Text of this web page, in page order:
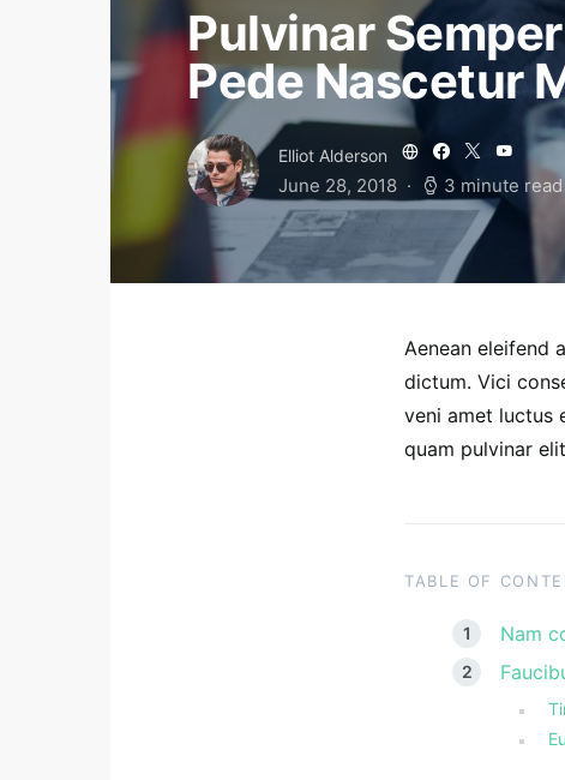
Pulvinar
Pede Nascetur
Elliot Alderson
June 28, 2018 3 minute read
Aenean eleifend
dictum. Vici
veni amet luctus
quam pulvinar
TABLE OF
Nam